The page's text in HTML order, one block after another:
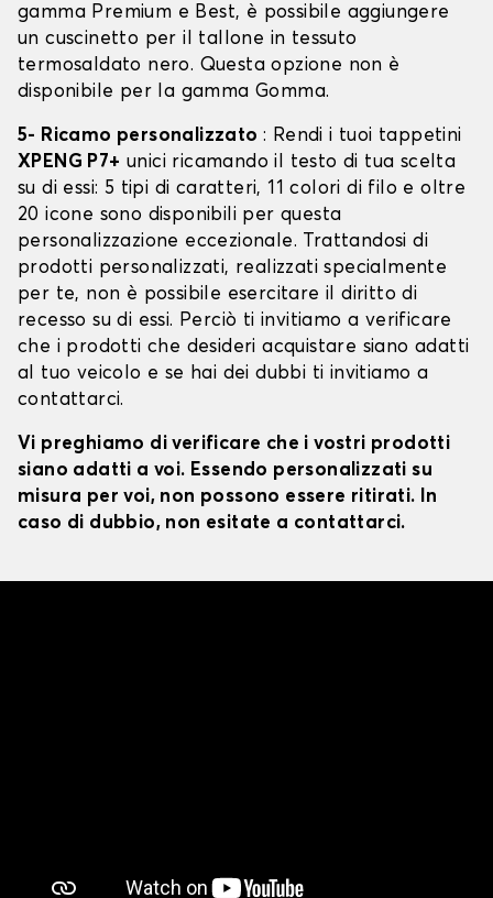
gamma Premium e Best, è possibile aggiungere
un cuscinetto per il tallone in tessuto
termosaldato nero. Questa opzione non è
disponibile per la gamma Gomma.
5- Ricamo personalizzato : Rendi i tuoi tappetini
XPENG P7+ unici ricamando il testo di tua scelta
su di essi: 5 tipi di caratteri, 11 colori di filo e oltre
20 icone sono disponibili per questa
personalizzazione eccezionale. Trattandosi di
prodotti personalizzati, realizzati specialmente
per te, non è possibile esercitare il diritto di
recesso su di essi. Perciò ti invitiamo a verificare
che i prodotti che desideri acquistare siano adatti
al tuo veicolo e se hai dei dubbi ti invitiamo a
contattarci.
Vi preghiamo di verificare che i vostri prodotti
siano adatti a voi. Essendo personalizzati su
misura per voi, non possono essere ritirati. In
caso di dubbio, non esitate a contattarci.